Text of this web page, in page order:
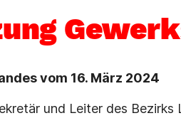
vom 16. März 2024
und Leiter des Bezirks